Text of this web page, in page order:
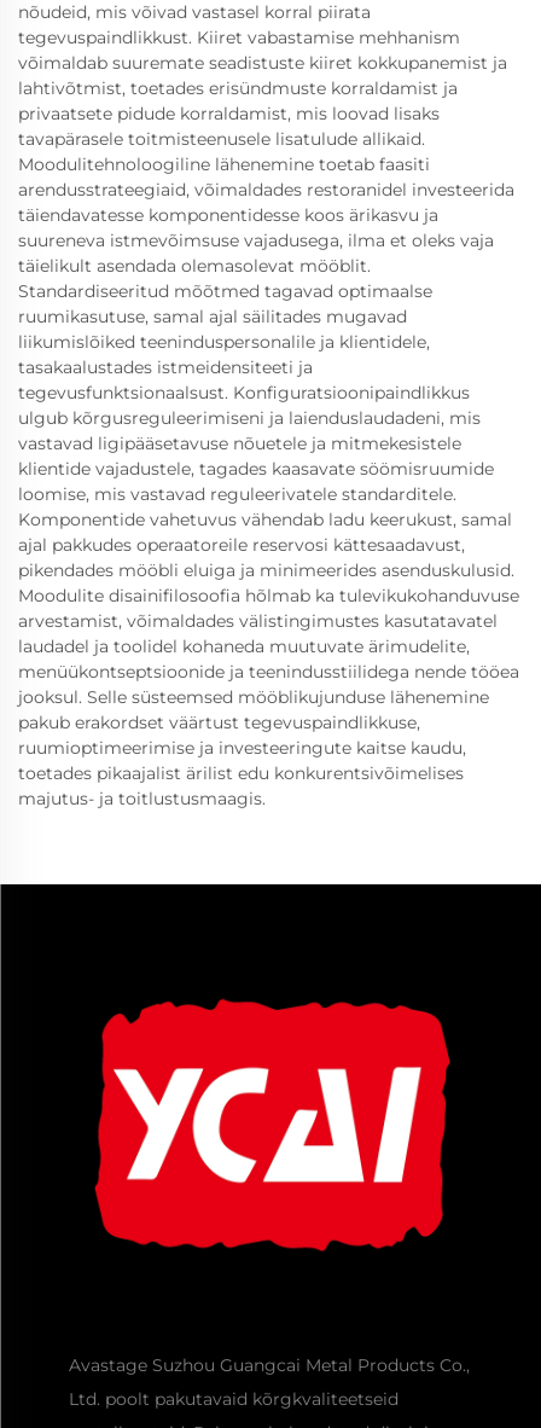
nõudeid, mis võivad vastasel korral piirata
tegevuspaindlikkust. Kiiret vabastamise mehhanism
võimaldab suuremate seadistuste kiiret kokkupanemist ja
lahtivõtmist, toetades erisündmuste korraldamist ja
privaatsete pidude korraldamist, mis loovad lisaks
tavapärasele toitmisteenusele lisatulude allikaid.
Moodulitehnoloogiline lähenemine toetab faasiti
arendusstrateegiaid, võimaldades restoranidel investeerida
täiendavatesse komponentidesse koos ärikasvu ja
suureneva istmevõimsuse vajadusega, ilma et oleks vaja
täielikult asendada olemasolevat mööblit.
Standardiseeritud mõõtmed tagavad optimaalse
ruumikasutuse, samal ajal säilitades mugavad
liikumislõiked teeninduspersonalile ja klientidele,
tasakaalustades istmeidensiteeti ja
tegevusfunktsionaalsust. Konfiguratsioonipaindlikkus
ulgub kõrgusreguleerimiseni ja laienduslaudadeni, mis
vastavad ligipääsetavuse nõuetele ja mitmekesistele
klientide vajadustele, tagades kaasavate söömisruumide
loomise, mis vastavad reguleerivatele standarditele.
Komponentide vahetuvus vähendab ladu keerukust, samal
ajal pakkudes operaatoreile reservosi kättesaadavust,
pikendades mööbli eluiga ja minimeerides asenduskulusid.
Moodulite disainifilosoofia hõlmab ka tulevikukohanduvuse
arvestamist, võimaldades välistingimustes kasutatavatel
laudadel ja toolidel kohaneda muutuvate ärimudelite,
menüükontseptsioonide ja teenindusstiilidega nende tööea
jooksul. Selle süsteemsed mööblikujunduse lähenemine
pakub erakordset väärtust tegevuspaindlikkuse,
ruumioptimeerimise ja investeeringute kaitse kaudu,
toetades pikaajalist ärilist edu konkurentsivõimelises
majutus- ja toitlustusmaagis.
Avastage Suzhou Guangcai Metal Products Co.,
Ltd. poolt pakutavaid kõrgkvaliteetseid